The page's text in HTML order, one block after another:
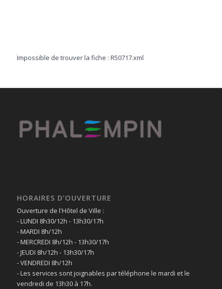
Impossible de trouver la fiche : R50717.xml
HORAIRES D’OUVERTURE
Ouverture de l'Hôtel de Ville :
- LUNDI 8h30/12h - 13h30/17h
- MARDI 8h/12h
- MERCREDI 8h/12h - 13h30/17h
- JEUDI 8h/12h - 13h30/17h
- VENDREDI 8h/12h
- Les services sont joignables par téléphone le mardi et le
vendredi de 13h30 à 17h.